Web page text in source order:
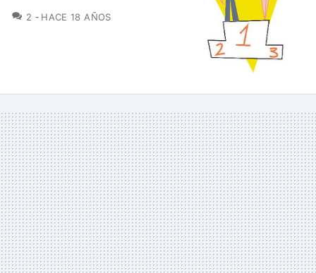
2 COMENTARIOS
HACE 18 AÑOS